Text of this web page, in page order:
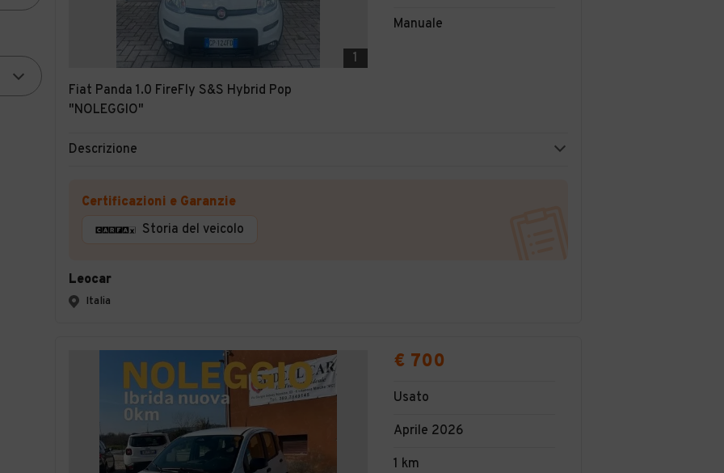
1
Fiat Panda 1.0 FireFly S&S Hybrid Pop
"NOLEGGIO"
Manuale
Descrizione
Certificazioni e Garanzie
Storia del veicolo
Leocar
Italia
€ 700
Usato
Aprile 2026
1 km